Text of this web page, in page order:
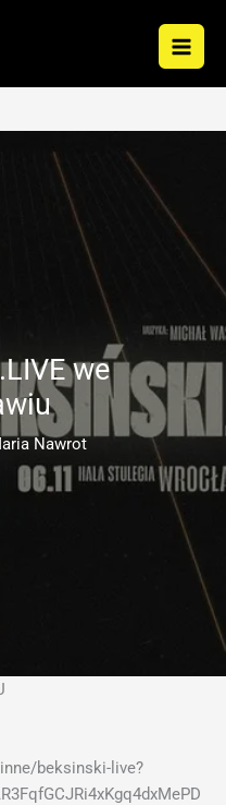
we
Nawrot
beksinski-live?